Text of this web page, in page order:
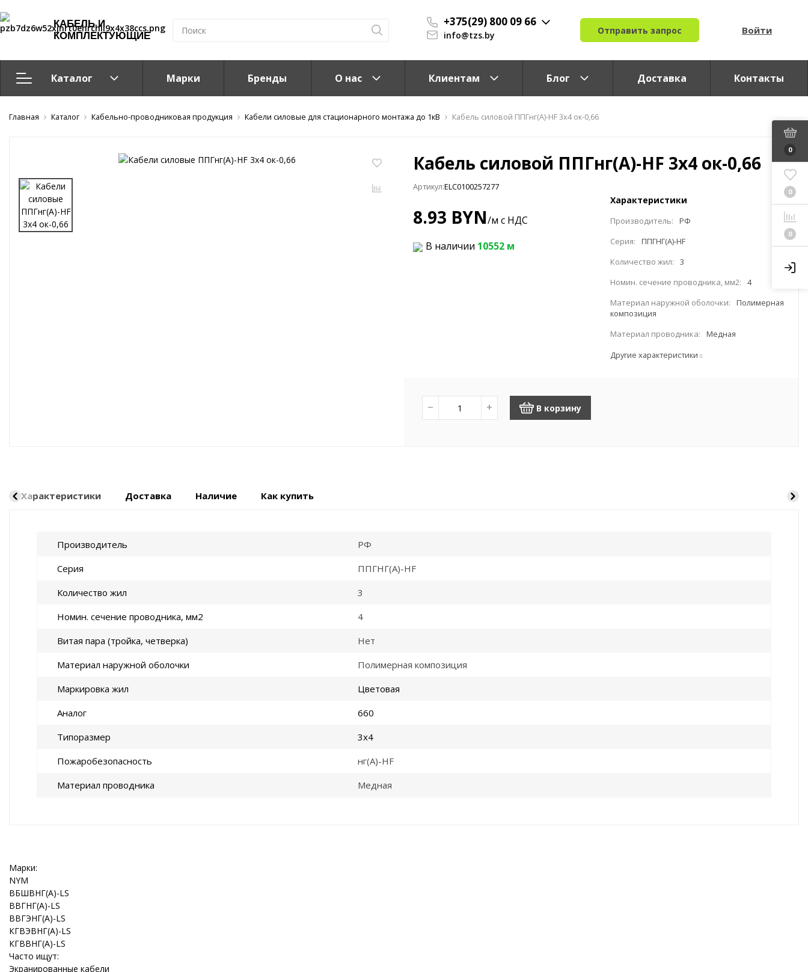
КАБЕЛЬ И
КОМПЛЕКТУЮЩИЕ
+375(29) 800 09 66
info@tzs.by Отправить запрос Войти
Каталог
Кабельно-проводниковая продукция
Электромонтажная продукция
Компоненты структурированных кабельных систем (СКС)
Марки Бренды О нас Клиентам Блог Доставка Контакты
0
0
0
Главная Каталог Кабельно-проводниковая продукция Кабели силовые для стационарного монтажа до 1кВ Кабель силовой ППГнг(A)-HF 3x4 ок-0,66
Кабель силовой ППГнг(A)-HF 3x4 ок-0,66
Артикул:ELC0100257277
8.93 BYN/м с НДС
В наличии 10552 м
Характеристики
Производитель: РФ
Серия: ППГНГ(A)-HF
Количество жил: 3
Номин. сечение проводника, мм2: 4
Материал наружной оболочки:
Полимерная
композиция
Материал проводника: Медная
Другие характеристики
− + В корзину
Характеристики Доставка Наличие Как купить
Производитель
РФ
Серия
ППГНГ(A)-HF
Количество жил
3
Номин. сечение проводника, мм2
4
Витая пара (тройка, четверка)
Нет
Материал наружной оболочки
Полимерная композиция
Маркировка жил
Цветовая
Аналог
660
Типоразмер
3x4
Пожаробезопасность
нг(A)-HF
Материал проводника
Медная
Марки:
NYM
ВБШВНГ(A)-LS
ВВГНГ(A)-LS
ВВГЭНГ(A)-LS
КГВЭВНГ(A)-LS
КГВВНГ(A)-LS
Часто ищут:
Экранированные кабели